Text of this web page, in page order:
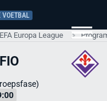
VOETBAL
Europa League
FIO